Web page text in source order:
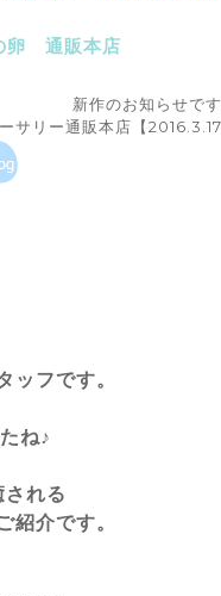
卵 通販本店
新作のお知らせです
サリー通販本店【2016.3.17
ッフです。
ね♪
れる
紹介です。